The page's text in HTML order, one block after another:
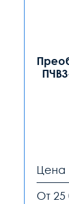
Цена
От 25